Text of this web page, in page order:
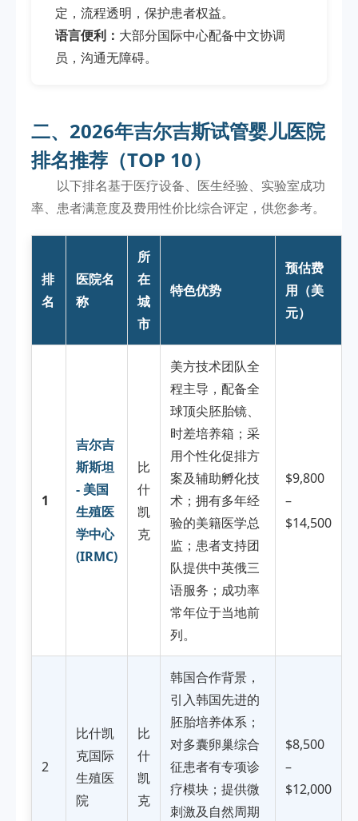
定，流程透明，保护患者权益。
语言便利： 大部分国际中心配备中文协调
员，沟通无障碍。
二、2026年吉尔吉斯试管婴儿医院
排名推荐（TOP 10）
以下排名基于医疗设备、医生经验、实验室成功
率、患者满意度及费用性价比综合评定，供您参考。
排
名
医院名
称
所
在
城
市
特色优势
预估费
用（美
元）
1
吉尔吉
斯斯坦
- 美国
生殖医
学中心
(IRMC)
比
什
凯
克
美方技术团队全
程主导，配备全
球顶尖胚胎镜、
时差培养箱；采
用个性化促排方
案及辅助孵化技
术；拥有多年经
验的美籍医学总
监；患者支持团
队提供中英俄三
语服务；成功率
常年位于当地前
列。
$9,800
–
$14,500
2
比什凯
克国际
生殖医
院
比
什
凯
克
韩国合作背景，
引入韩国先进的
胚胎培养体系；
对多囊卵巢综合
征患者有专项诊
疗模块；提供微
刺激及自然周期
$8,500
–
$12,000